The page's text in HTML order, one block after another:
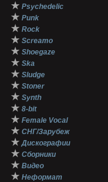
★ Psychedelic
★ Punk
★ Rock
★ Screamo
★ Shoegaze
★ Ska
★ Sludge
★ Stoner
★ Synth
★ 8-bit
★ Female Vocal
★ СНГ/Зарубеж
★ Дискографии
★ Сборники
★ Видео
★ Неформат